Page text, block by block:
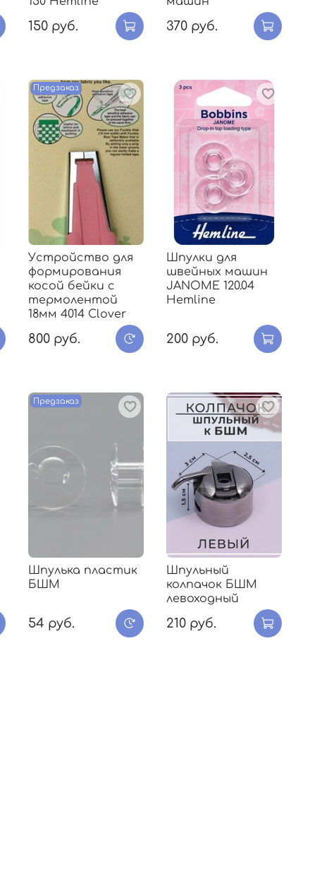
150 руб. 370 руб.
Предзаказ
Устройство для
формирования
косой бейки с
термолентой
18мм 4014 Clover
800 руб.
Шпулки для
швейных машин
JANOME 120.04
Hemline
200 руб.
Предзаказ
Шпулька пластик
БШМ
54 руб.
Шпульный
колпачок БШМ
левоходный
210 руб.